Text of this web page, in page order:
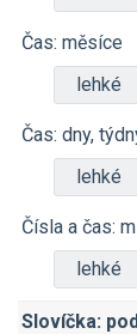
Čas: měsíce
lehké
Čas: dny,
lehké
Čísla a čas:
lehké
Slovíčka: